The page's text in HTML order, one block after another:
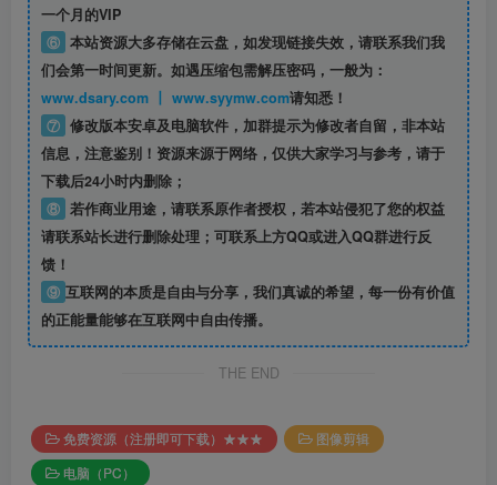
一个月的VIP
⑥ 本站资源大多存储在云盘，如发现链接失效，请联系我们我
们会第一时间更新。如遇压缩包需解压密码，一般为：
www.dsary.com 丨 www.syymw.com请知悉！
⑦ 修改版本安卓及电脑软件，加群提示为修改者自留， 非本站
信息，注意鉴别！资源来源于网络，仅供大家学习与参考，请于
下载后24小时内删除；
⑧ 若作商业用途，请联系原作者授权，若本站侵犯了您的权益
请联系站长进行删除处理；可联系上方QQ或进入QQ群进行反
馈！
⑨ 互联网的本质是自由与分享，我们真诚的希望，每一份有价值
的正能量能够在互联网中自由传播。
THE END
免费资源（注册即可下载）★★★
图像剪辑
电脑（PC）